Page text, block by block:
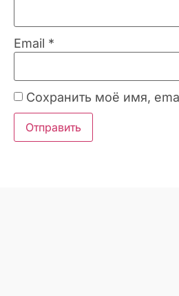
Email *
Сохранить моё имя,